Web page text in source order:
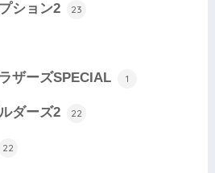
ション2 23
ザーズSPECIAL 1
ダーズ2 22
22